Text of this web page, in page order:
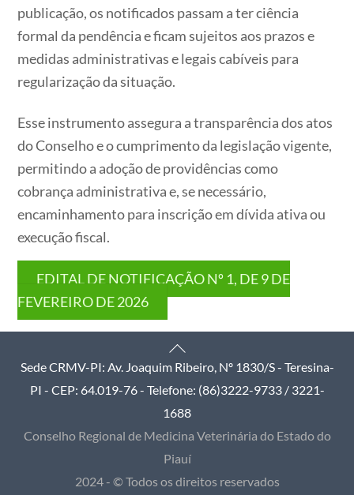
publicação, os notificados passam a ter ciência
formal da pendência e ficam sujeitos aos prazos e
medidas administrativas e legais cabíveis para
regularização da situação.
Esse instrumento assegura a transparência dos atos
do Conselho e o cumprimento da legislação vigente,
permitindo a adoção de providências como
cobrança administrativa e, se necessário,
encaminhamento para inscrição em dívida ativa ou
execução fiscal.
EDITAL DE NOTIFICAÇÃO Nº 1, DE 9 DE
FEVEREIRO DE 2026
Back
To
Top
Sede CRMV-PI: Av. Joaquim Ribeiro, Nº 1830/S - Teresina-
PI - CEP: 64.019-76 - Telefone: (86)3222-9733 / 3221-
1688
Conselho Regional de Medicina Veterinária do Estado do
Piauí
2024 - © Todos os direitos reservados